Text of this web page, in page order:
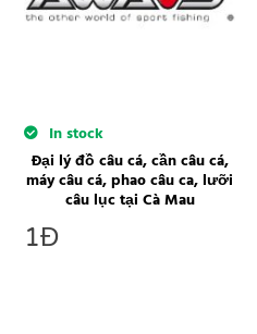
In stock
Đại lý đồ câu cá, cần câu cá,
máy câu cá, phao câu ca, lưỡi
câu lục tại Cà Mau
1Đ